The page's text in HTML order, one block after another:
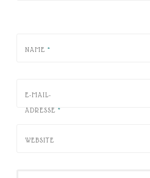
NAME *
E-MAIL-
ADRESSE *
WEBSITE